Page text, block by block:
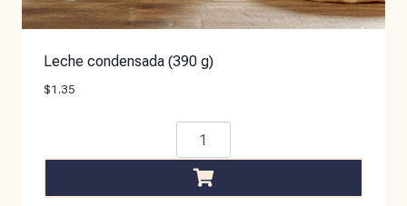
Leche condensada (390 g)
$1.35